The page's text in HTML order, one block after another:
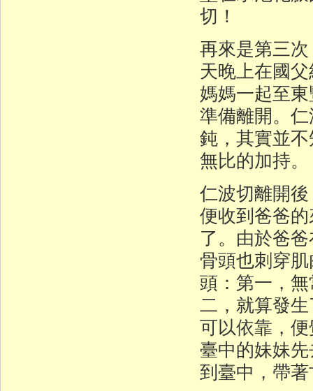
切！
再來是第三
天晚上在國
媽媽一起至
準備離開。
鈍，其實並
無比的加持。
仁波切離開
便收到爸爸
了。由於爸
骨頭也刺穿
頭：第一，
二，就算發
可以依靠，
臺中的妹妹
到臺中，帶